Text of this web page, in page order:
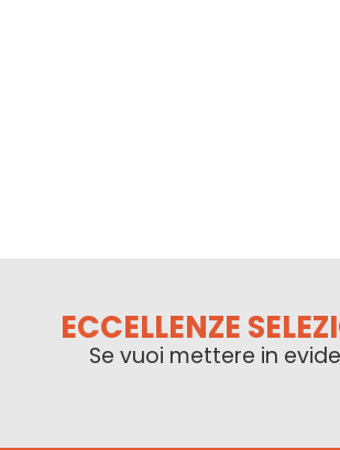
ECCELLENZE
Se vuoi mettere in